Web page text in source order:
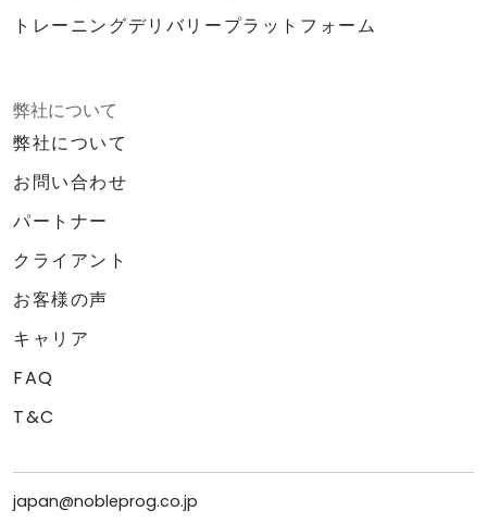
トレーニングデリバリープラットフォーム
弊社について
弊社について
お問い合わせ
パートナー
クライアント
お客様の声
キャリア
FAQ
T&C
japan@nobleprog.co.jp